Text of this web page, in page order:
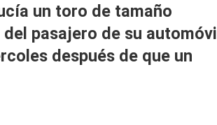
un toro de tamaño
pasajero de su automóvil
después de que un